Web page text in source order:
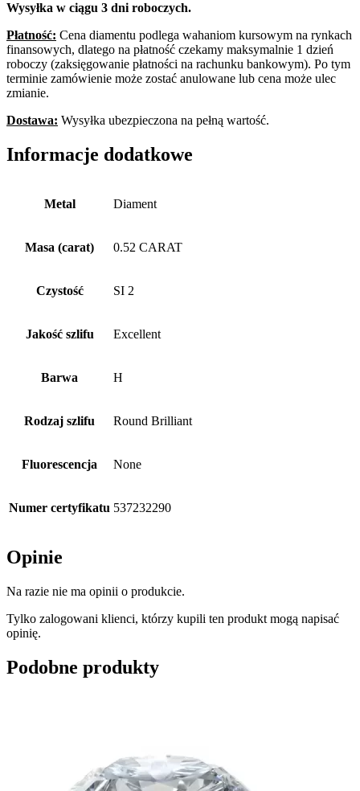
Wysyłka w ciągu 3 dni roboczych.
Płatność: Cena diamentu podlega wahaniom kursowym na rynkach
finansowych, dlatego na płatność czekamy maksymalnie 1 dzień
roboczy (zaksięgowanie płatności na rachunku bankowym). Po tym
terminie zamówienie może zostać anulowane lub cena może ulec
zmianie.
Dostawa: Wysyłka ubezpieczona na pełną wartość.
Informacje dodatkowe
Metal Diament
Masa (carat) 0.52 CARAT
Czystość SI 2
Jakość szlifu Excellent
Barwa H
Rodzaj szlifu Round Brilliant
Fluorescencja None
Numer certyfikatu 537232290
Opinie
Na razie nie ma opinii o produkcie.
Tylko zalogowani klienci, którzy kupili ten produkt mogą napisać
opinię.
Podobne produkty